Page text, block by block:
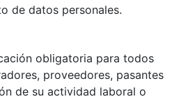
de datos personales.
obligatoria para todos
proveedores, pasantes
de su actividad laboral o